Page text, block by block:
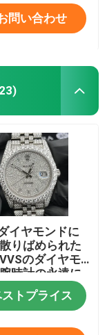
問い合わせ
イヤモンドに
りばめられた
のダイヤモ
時計の永遠に
きを凍らした
トプライス